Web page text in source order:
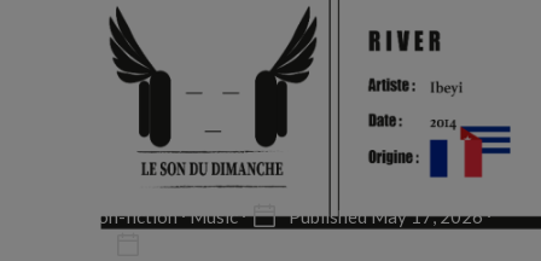
Non-fiction Music
Published May 17, 2026